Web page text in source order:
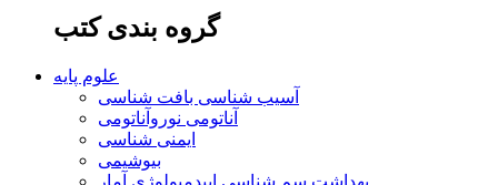
گروه بندی کتب
علوم پایه
آسیب شناسی بافت شناسی
آناتومی نوروآناتومی
ایمنی شناسی
بیوشیمی
بهداشت سم شناسی اپیدمیولوژی آمار